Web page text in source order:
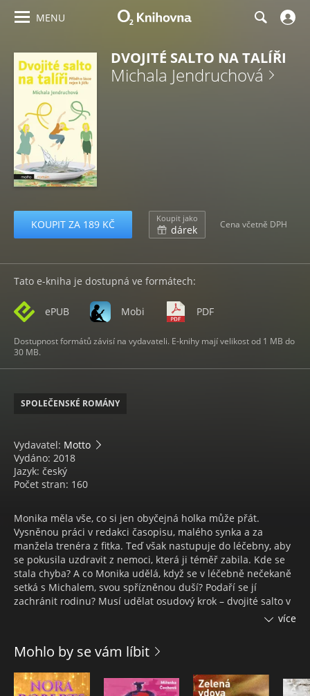
MENU
DVOJITÉ SALTO NA TALÍŘI
Michala Jendruchová
KOUPIT ZA 189 KČ Koupit jako
dárek Cena včetně DPH
Tato e-kniha je dostupná ve formátech:
ePUB Mobi PDF
Dostupnost formátů závisí na vydavateli. E-knihy mají velikost od 1 MB do
30 MB.
SPOLEČENSKÉ ROMÁNY
Vydavatel: Motto
Vydáno: 2018
Jazyk: český
Počet stran: 160
Monika měla vše, co si jen obyčejná holka může přát.
Vysněnou práci v redakci časopisu, malého synka a za
manžela trenéra z fitka. Teď však nastupuje do léčebny, aby
se pokusila uzdravit z nemoci, která ji téměř zabila. Kde se
stala chyba? A co Monika udělá, když se v léčebně nečekaně
setká s Michalem, svou spřízněnou duší? Podaří se jí
zachránit rodinu? Musí udělat osudový krok – dvojité salto v
životě i na talíři, aby se odrazila ode dna. Jaké to je mít za
vůli, naprostý sportovní antitalent a neustálou chuť na
čokoládu…
více
Mohlo by se vám líbit